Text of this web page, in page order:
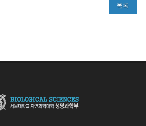
목록